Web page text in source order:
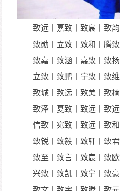
致远丨嘉致丨致宸丨致韵
致勋丨立致丨致和丨腾致
致嘉丨致涵丨嘉致丨致扬
立致丨致鹏丨宁致丨致维
致城丨致远丨致美丨致楠
致泽丨夏致丨致远丨致远
信致丨宛致丨致远丨致和
致锐丨致毅丨致轩丨致君
致至丨致言丨致宸丨致欧
兴致丨致凯丨致宁丨致豪